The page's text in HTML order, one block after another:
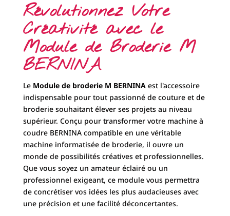
Révolutionnez Votre
Créativité avec le
Module de Broderie M
BERNINA
Le Module de broderie M BERNINAest l'accessoire
indispensable pour tout passionné de couture et de
broderie souhaitant élever ses projets au niveau
supérieur. Conçu pour transformer votre machine à
coudre BERNINA compatible en une véritable
machine informatisée de broderie, il ouvre un
monde de possibilités créatives et professionnelles.
Que vous soyez un amateur éclairé ou un
professionnel exigeant, ce module vous permettra
de concrétiser vos idées les plus audacieuses avec
une précision et une facilité déconcertantes.